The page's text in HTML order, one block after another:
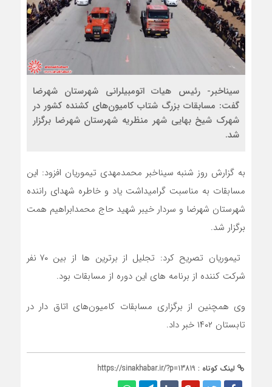
سیناخبر- رئیس هیات اتومبیلرانی شهرستان شهرضا
گفت: مسابقات بزرگ شتاب کامیون‌های کشنده کشور در
شهرک شیخ بهایی شهر منظریه شهرستان شهرضا برگزار
شد.
به گزارش روز شنبه سیناخبر محمدمهدی تیموریان افزود: این
مسابقات به مناسبت گرامیداشت یاد و خاطره شهدای راننده
شهرستان شهرضا و سردار خیبر شهید حاج محمدابراهیم همت
برگزار شد.
تیموریان تصریح کرد: تجلیل از برترین ها از بین ۷۰ نفر
شرکت کننده از برنامه های این دوره از مسابقات بود.
وی همچنین از برگزاری مسابقات کامیون‌های اتاق دار در
تابستان ۱۴۰۲ خبر داد.
لینک کوتاه : https://sinakhabar.ir/?p=13819